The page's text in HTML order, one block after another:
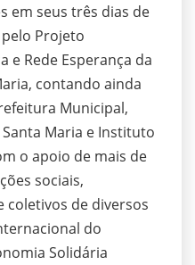
em seus três dias de
Projeto
e Rede Esperança da
contando ainda
Municipal,
Maria e Instituto
o apoio de mais de
sociais,
coletivos de diversos
do
Solidária